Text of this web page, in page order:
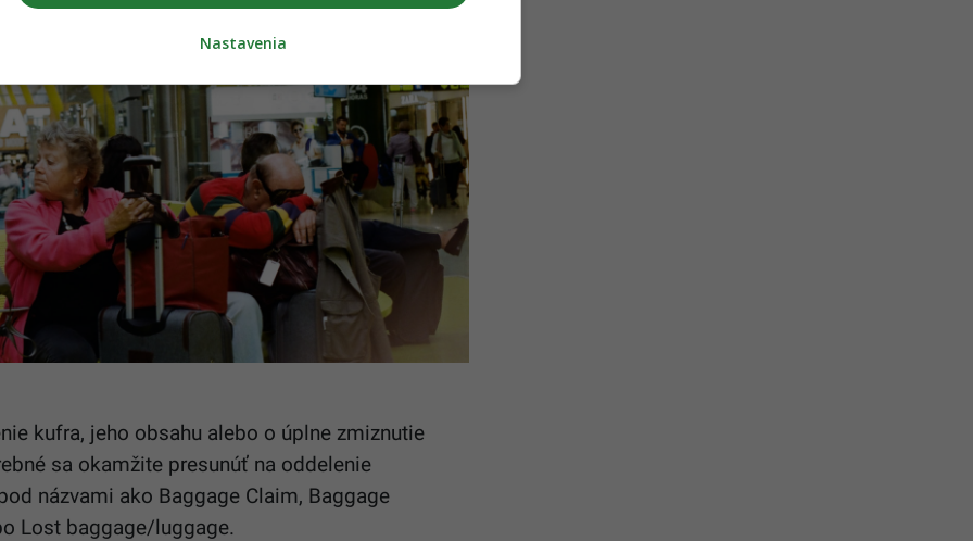
kufra, jeho obsahu alebo o úplne zmiznutie
sa okamžite presunúť na oddelenie
názvami ako Baggage Claim, Baggage
Lost baggage/luggage.
Nastavenia